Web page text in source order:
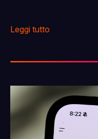
Leggi tutto